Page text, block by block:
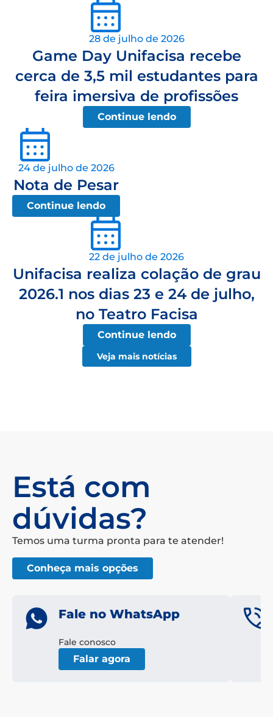
28 de julho de 2026
Game Day Unifacisa recebe
cerca de 3,5 mil estudantes para
feira imersiva de profissões
Continue lendo
24 de julho de 2026
Nota de Pesar
Continue lendo
22 de julho de 2026
Unifacisa realiza colação de grau
2026.1 nos dias 23 e 24 de julho,
no Teatro Facisa
Continue lendo
Veja mais notícias
Está com
dúvidas?
Temos uma turma pronta para te atender!
Conheça mais opções
Fale no WhatsApp
Fale conosco
Falar agora